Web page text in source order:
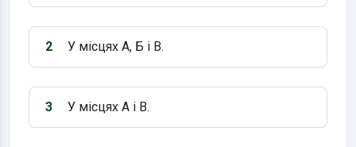
Варіант 2:
2 У місцях А, Б і В.
Варіант 3:
3 У місцях А і В.